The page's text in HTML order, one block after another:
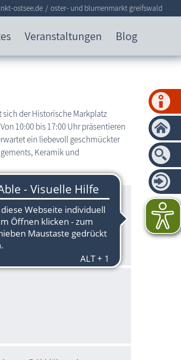
Veranstaltungen Blog
ostsee.de oster- und blumenmarkt greifswald
sich der Historische Markplatz
10:00 bis 17:00 Uhr präsentieren
ein liebevoll geschmückter
Keramik und